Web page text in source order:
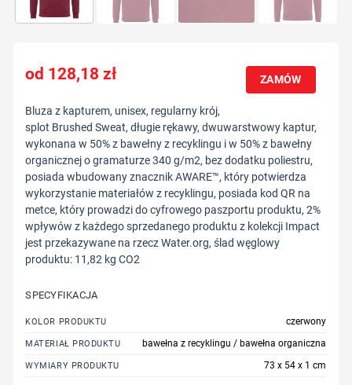
128,18zł ZAMÓW
Bluza z kapturem, unisex, regularny krój,
splot Brushed Sweat, długie rękawy, dwuwarstwowy kaptur,
wykonana w 50% z bawełny z recyklingu i w 50% z bawełny
organicznej o gramaturze 340 g/m2, bez dodatku poliestru,
posiada wbudowany znacznik AWARE™, który potwierdza
wykorzystanie materiałów z recyklingu, posiada kod QR na
metce, który prowadzi do cyfrowego paszportu produktu, 2%
wpływów z każdego sprzedanego produktu z kolekcji Impact
jest przekazywane na rzecz Water.org, ślad węglowy
produktu: 11,82 kg CO2
SPECYFIKACJA
KOLOR PRODUKTU czerwony
MATERIAŁ PRODUKTU bawełna z recyklingu / bawełna organiczna
WYMIARY PRODUKTU 73 x 54 x 1 cm